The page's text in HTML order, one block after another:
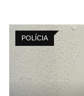
POLÍCIA